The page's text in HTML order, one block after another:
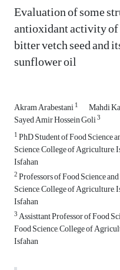
Evaluation of some
antioxidant activity
bitter vetch seed and
sunflower oil
Akram Arabestani1 Mahdi
Sayed Amir Hossein Goli3
1PhD Student of Food Science
Science, College of
Isfahan
2Professors of Food Science
Science, College of
Isfahan
3Assisttant Professor of Food
Food Science, College of
Isfahan